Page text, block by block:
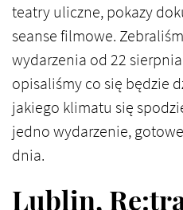
teatry uliczne, pokazy
seanse filmowe.
wydarzenia od 22
opisaliśmy co się będzie
jakiego klimatu się
jedno wydarzenie,
dnia.
Lublin,